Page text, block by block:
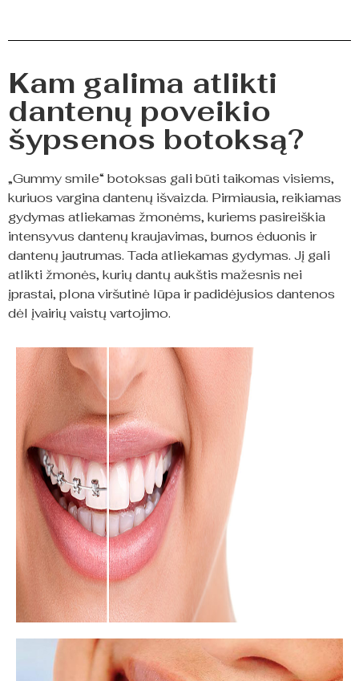
Kam galima atlikti
dantenų poveikio
šypsenos botoksą?
„Gummy smile“ botoksas gali būti taikomas visiems,
kuriuos vargina dantenų išvaizda. Pirmiausia, reikiamas
gydymas atliekamas žmonėms, kuriems pasireiškia
intensyvus dantenų kraujavimas, burnos ėduonis ir
dantenų jautrumas. Tada atliekamas gydymas. Jį gali
atlikti žmonės, kurių dantų aukštis mažesnis nei
įprastai, plona viršutinė lūpa ir padidėjusios dantenos
dėl įvairių vaistų vartojimo.